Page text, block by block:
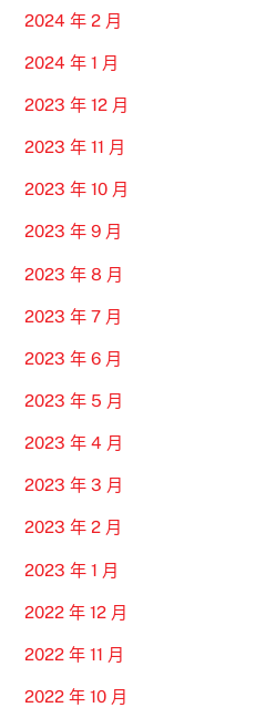
2024 年 2 月
2024 年 1 月
2023 年 12 月
2023 年 11 月
2023 年 10 月
2023 年 9 月
2023 年 8 月
2023 年 7 月
2023 年 6 月
2023 年 5 月
2023 年 4 月
2023 年 3 月
2023 年 2 月
2023 年 1 月
2022 年 12 月
2022 年 11 月
2022 年 10 月